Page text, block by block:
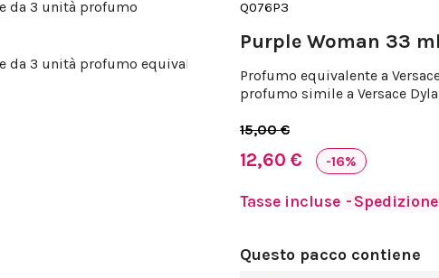
Q076P3
Purple Woman 33
Profumo equivalente a
profumo simile a Versace
15,00 €
12,60 € -16%
Tasse incluse
Questo pacco contiene